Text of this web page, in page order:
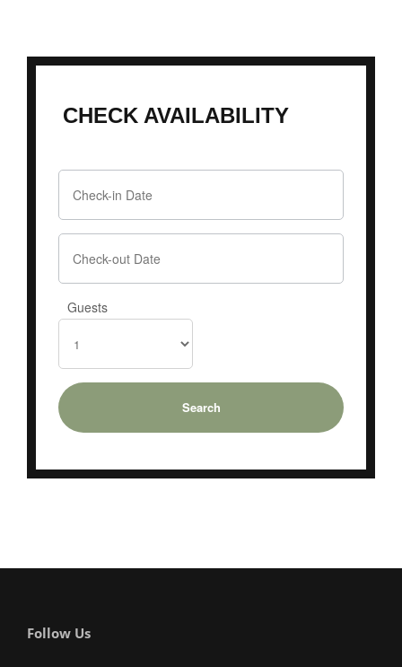
CHECK AVAILABILITY
Guests
Follow Us